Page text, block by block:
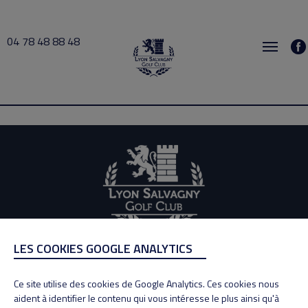
04 78 48 88 48
LEONG 2026-07-16 09:30 → 2026-07-16 11:30
ADRESSE
69890 La Tour de Salvagny
Tél : 04 78 48 88 48
LES COOKIES GOOGLE ANALYTICS
Ce site utilise des cookies de Google Analytics. Ces cookies nous
aident à identifier le contenu qui vous intéresse le plus ainsi qu'à